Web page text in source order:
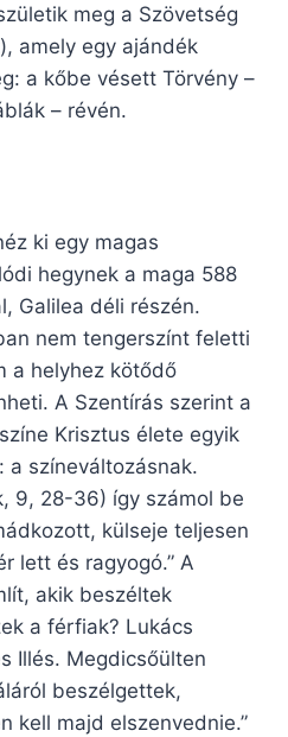
meg a Szövetség
amely egy ajándék
a kőbe vésett Törvény –
– révén.
ki egy magas
hegynek a maga 588
Galilea déli részén.
nem tengerszínt feletti
a helyhez kötődő
A Szentírás szerint a
Krisztus élete egyik
a színeváltozásnak.
9, 28-36) így számol be
külseje teljesen
lett és ragyogó.” A
akik beszéltek
a férfiak? Lukács
Illés. Megdicsőülten
beszélgettek,
kell majd elszenvednie.”